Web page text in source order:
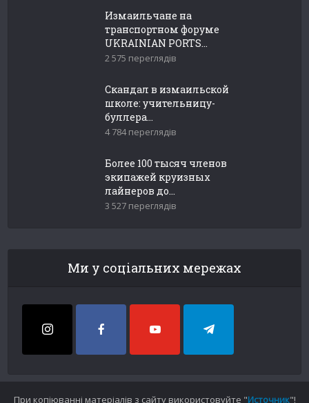
Измаильчане на
транспортном форуме
UKRAINIAN PORTS...
2 575 переглядів
Скандал в измаильской
школе: учительницу-
буллера...
4 784 переглядів
Более 100 тысяч членов
экипажей круизных
лайнеров до...
3 527 переглядів
Ми у соціальних мережах
При копіюванні матеріалів з сайту використовуйте "Источник"!